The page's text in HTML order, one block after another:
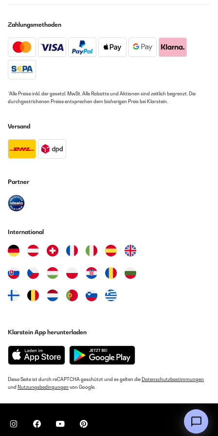
Zahlungsmethoden
*Alle Preise inkl. der gesetzl. MwSt. Alle Rabatte und Aktionen sind zeitlich begrenzt. Die
durchgestrichenen Preise entsprechen dem bisherigen Preis bei Klarstein.
Versand
Partner
International
Klarstein App herunterladen
Diese Seite ist durch reCAPTCHA geschützt und es gelten die Datenschutzbestimmungen
und Nutzungsbedingungen von Google.